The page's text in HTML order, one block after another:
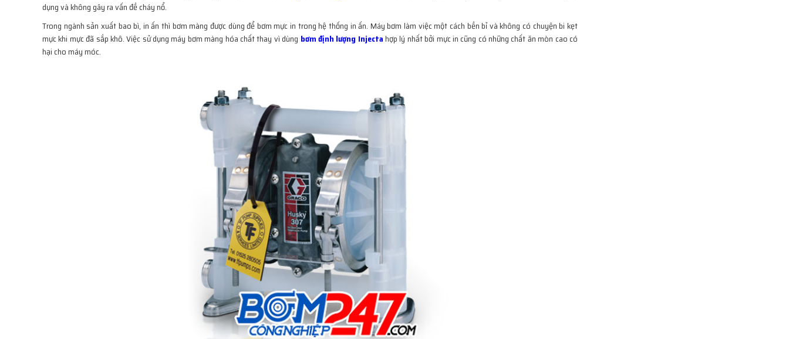
dụng và không gây ra vấn đề cháy nổ.
Trong ngành sản xuất bao bì, in ấn thì bơm màng được dùng để bơm mực in trong hệ thống in ấn. Máy bơm làm việc một cách bền bỉ và không có chuyện bi kẹt
mực khi mực đã sắp khô. Việc sử dụng máy bơm màng hóa chất thay vì dùng bơm định lượng Injectahợp lý nhất bởi mực in cũng có những chất ăn mòn cao có
hại cho máy móc.